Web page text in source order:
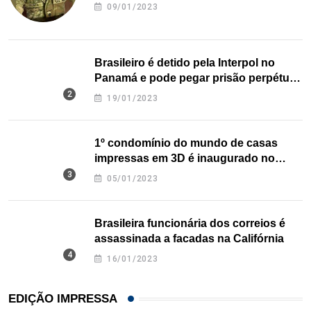
09/01/2023
Brasileiro é detido pela Interpol no
Panamá e pode pegar prisão perpétua
nos EUA
19/01/2023
1º condomínio do mundo de casas
impressas em 3D é inaugurado no
Texas
05/01/2023
Brasileira funcionária dos correios é
assassinada a facadas na Califórnia
16/01/2023
EDIÇÃO IMPRESSA